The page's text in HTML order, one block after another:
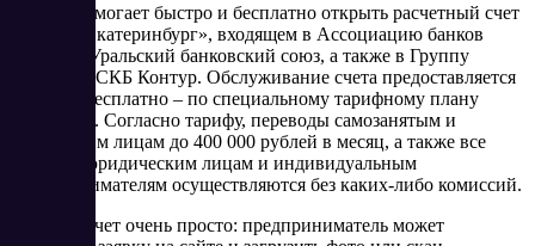
Проект помогает быстро и бесплатно открыть расчетный счет
в банке «Екатеринбург», входящем в Ассоциацию банков
России и Уральский банковский союз, а также в Группу
компаний СКБ Контур. Обслуживание счета предоставляется
навсегда бесплатно – по специальному тарифному плану
«Первый». Согласно тарифу, переводы самозанятым и
физическим лицам до 400 000 рублей в месяц, а также все
платежи юридическим лицам и индивидуальным
предпринимателям осуществляются без каких-либо комиссий.
Открыть счет очень просто: предприниматель может